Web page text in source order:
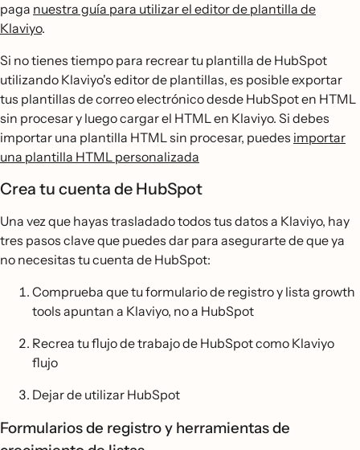
paga nuestra guía para utilizar el editor de plantilla de
Klaviyo.
Si no tienes tiempo para recrear tu plantilla de HubSpot
utilizando Klaviyo's editor de plantillas, es posible exportar
tus plantillas de correo electrónico desde HubSpot en HTML
sin procesar y luego cargar el HTML en Klaviyo. Si debes
importar una plantilla HTML sin procesar, puedes importar
una plantilla HTML personalizada
Crea tu cuenta de HubSpot
Una vez que hayas trasladado todos tus datos a Klaviyo, hay
tres pasos clave que puedes dar para asegurarte de que ya
no necesitas tu cuenta de HubSpot:
Comprueba que tu formulario de registro y lista growth
tools apuntan a Klaviyo, no a HubSpot
Recrea tu flujo de trabajo de HubSpot como Klaviyo
flujo
Dejar de utilizar HubSpot
Formularios de registro y herramientas de